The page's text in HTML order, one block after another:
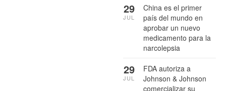
China es el primer
país del mundo en
aprobar un nuevo
medicamento para la
narcolepsia
29
JUL
FDA autoriza a
Johnson & Johnson
comercializar su
29
JUL